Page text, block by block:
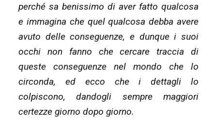
perché sa benissimo di aver fatto qualcosa
e immagina che quel qualcosa debba avere
avuto delle conseguenze, e dunque i suoi
occhi non fanno che cercare traccia di
queste conseguenze nel mondo che lo
circonda, ed ecco che i dettagli lo
colpiscono, dandogli sempre maggiori
certezze giorno dopo giorno.